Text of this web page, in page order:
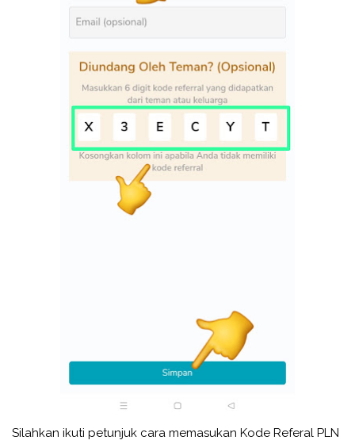
Silahkan ikuti petunjuk cara memasukan Kode Referal PLN